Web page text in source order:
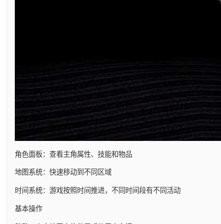
角色面板：查看主角属性、技能和物品
地图系统：快速移动到不同区域
时间系统：游戏按照时间推进，不同时间段有不同活动
基本操作